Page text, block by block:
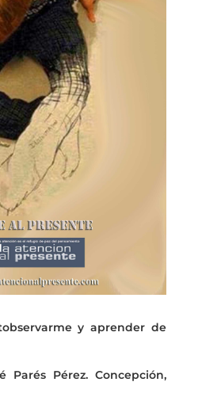
y aprender de
Parés Pérez. Concepción,